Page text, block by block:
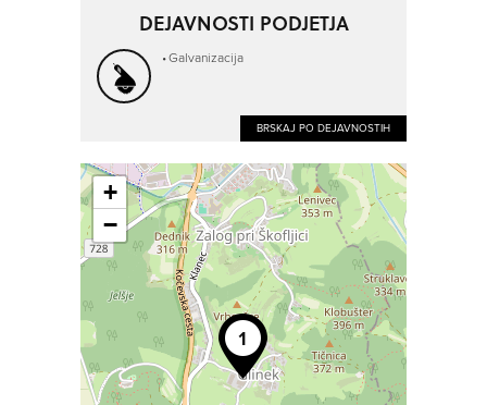
DEJAVNOSTI PODJETJA
Galvanizacija
BRSKAJ PO DEJAVNOSTIH
+
−